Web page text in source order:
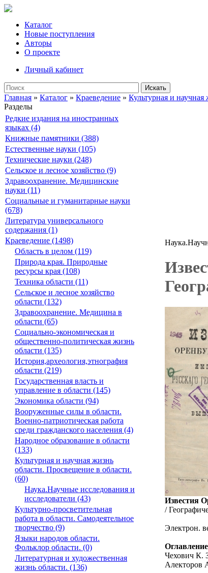
Каталог
Новые поступления
Авторы
О проекте
Личный кабинет
Искать
Главная » Каталог » Краеведение » Культурная и
Разделы
Редкие издания на иностранных
языках (4)
Книжные памятники (388)
Естественные науки (105)
Технические науки (248)
Сельское и лесное хозяйство (9)
Здравоохранение. Медицинские
науки (11)
Социальные и гуманитарные науки
(678)
Литература универсального
содержания (1)
Краеведение (1498)
Область в целом (119)
Природа края. Природные
ресурсы края (108)
Техника области (11)
Сельское и лесное хозяйство
области (132)
Здравоохранение. Медицина в
области (65)
Социально-экономическая и
общественно-политическая жизнь
области (135)
История,археология,этнография
области (219)
Государственная власть и
управление в области (145)
Экономика области (94)
Вооруженные силы в области.
Военно-патриотическая работа
среди гражданского населения (4)
Народное образование в области
(133)
Культурная и научная жизнь
области. Просвещение в области.
(60)
Наука.Научные исследования и
исследователи (43)
Культурно-просветительная
работа в области. Самодеятельное
творчество (9)
Языки народов области.
Фольклор области. (0)
Литературная и художественная
жизнь области. (136)
Известия
/
Электрон.
Оглавление
Чехович К.
Алекторов